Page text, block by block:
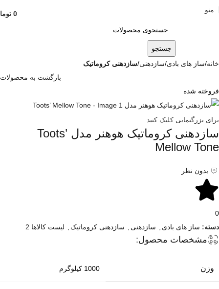
منو 0
جستجو
خانه ساز های بادی سازدهنی سازدهنی کروماتیک
بازگشت به محصولات
فروخته شده
برای بزرگنمایی کلیک کنید
سازدهنی کروماتیک هوهنر مدل Toots’
Mellow Tone
بدون نظر
0
دسته: ساز های بادی سازدهنی سازدهنی کروماتیک لیست کالاها 2
مشخصات محصول:
وزن 1000 کیلوگرم